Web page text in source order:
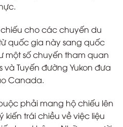
cho các chuyến du
quốc gia này sang quốc
một số chuyến tham quan
và Tuyến đường Yukon đưa
Canada.
phải mang hộ chiếu lên
kiến trái chiều về việc liệu